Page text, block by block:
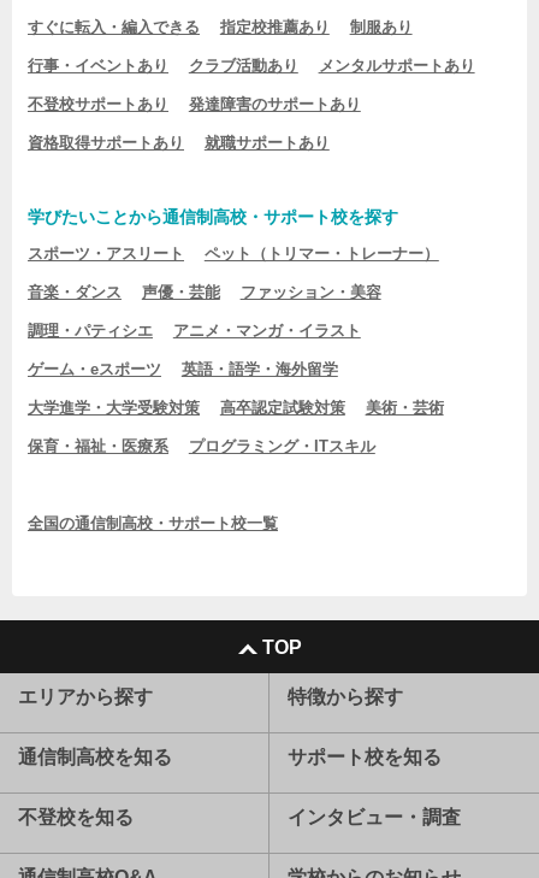
すぐに転入・編入できる 指定校推薦あり 制服あり
行事・イベントあり クラブ活動あり メンタルサポートあり
不登校サポートあり 発達障害のサポートあり
資格取得サポートあり 就職サポートあり
学びたいことから通信制高校・サポート校を探す
スポーツ・アスリート ペット（トリマー・トレーナー）
音楽・ダンス 声優・芸能 ファッション・美容
調理・パティシエ アニメ・マンガ・イラスト
ゲーム・eスポーツ 英語・語学・海外留学
大学進学・大学受験対策 高卒認定試験対策 美術・芸術
保育・福祉・医療系 プログラミング・ITスキル
全国の通信制高校・サポート校一覧
TOP
エリアから探す 特徴から探す
通信制高校を知る サポート校を知る
不登校を知る インタビュー・調査